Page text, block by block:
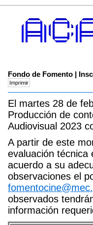
Fondo de Fomento |
El martes 28 de
Producción de
Audiovisual 2023
A partir de este
evaluación técnica
acuerdo a su
observaciones el
observados
información